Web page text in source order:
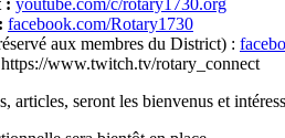
: youtube.com/c/rotary1730.org
facebook.com/Rotary1730
aux membres du District) :
https://www.twitch.tv/rotary_connect
articles, seront les bienvenus et